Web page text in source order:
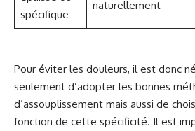
spécifique
naturellement
Pour éviter les douleurs, il est donc
seulement d’adopter les bonnes
d’assouplissement mais aussi de
fonction de cette spécificité. Il est